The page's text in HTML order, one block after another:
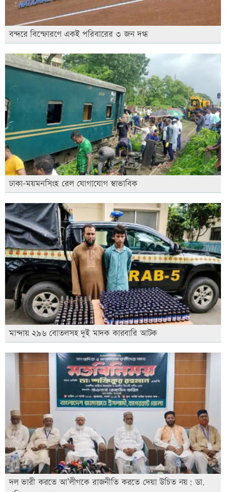
বন্দরে বিস্ফোরণে একই পরিবারের ৩ জন দগ্ধ
ঢাকা-ময়মনসিংহ রেল যোগাযোগ স্বাভাবিক
মান্দায় ২৯৬ বোতলসহ দুই মাদক কারবারি আটক
দল ভারী করতে আ’লীগকে রাজনীতি করতে দেয়া উচিত নয়: ডা.